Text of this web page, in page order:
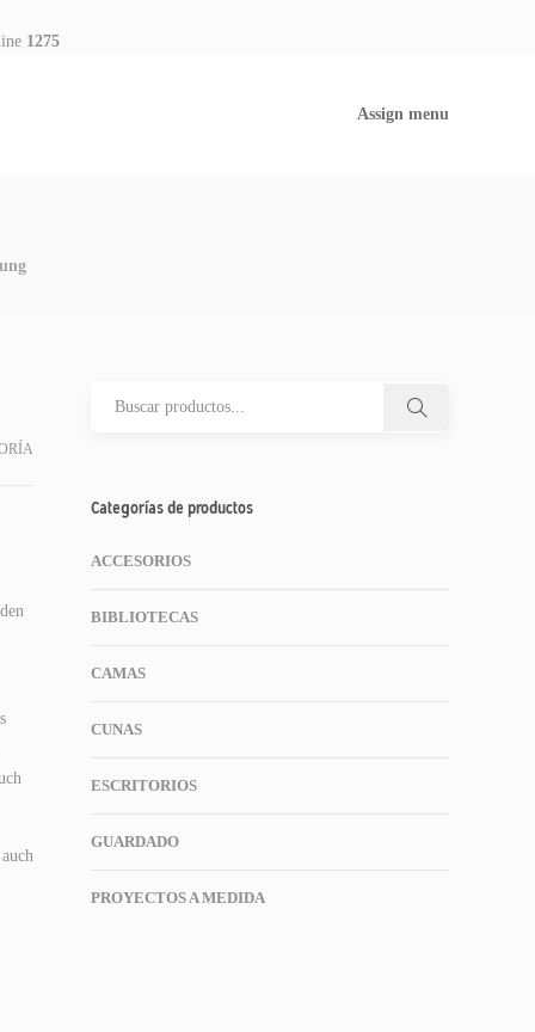
1275
Assign menu
Categorías de productos
ACCESORIOS
BIBLIOTECAS
CAMAS
CUNAS
ESCRITORIOS
GUARDADO
PROYECTOS A MEDIDA